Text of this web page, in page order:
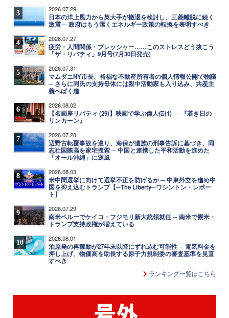
3 2026.07.29
日本の洋上風力から英大手が撤退を検討し、三菱離脱に続く
激震 ─ 政府はもう潔くエネルギー政策の転換を表明すべき
4 2026.07.27
疲労・人間関係・プレッシャー……このストレスどう抜こう
「ザ・リバティ」9月号(7月30日発売)
5 2026.07.31
マムダニNY市長、裕福な不動産所有者の個人情報公開で物議
─ さらに同氏の支持母体には親中活動家も入り込み、共産主
義へばく進
6 2026.08.02
【名画座リバティ (29)】映画で学ぶ偉人伝(1)──『若き日の
リンカーン』
7 2026.07.28
辺野古転覆事故を巡り、海保が遺族の刑事告訴に基づき、同
志社国際高を家宅捜索 ─ 中国と連携した平和活動を進めた
「オール沖縄」に逆風
8 2026.08.03
米中間選挙に向けて選挙不正を防げるか ─ 中東外交を進め中
国を抑え込むトランプ【─The Liberty─ワシントン・レポー
ト】
9 2026.07.29
南米ペルーでケイコ・フジモリ新大統領就任 ─ 南米で親米・
トランプ支持政権が増えている
10 2026.08.01
泊原発の再稼動が27年末以降にずれ込む可能性 ─ 電気料金を
押し上げ、物価高を助長する原子力規制委の審査基準を見直
すべき
ランキング一覧はこちら